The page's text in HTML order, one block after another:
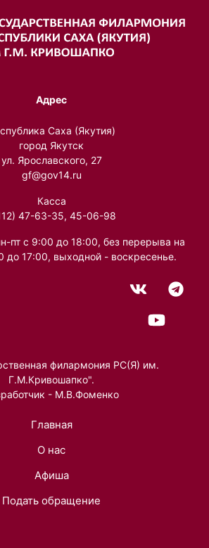
Адрес
Саха (Якутия)
город Якутск
ул. Ярославского, 27
gf@gov14.ru
Касса
47-63-35, 45-06-98
пт с 9:00 до 18:00, без перерыва на
до 17:00, выходной - воскресенье.
филармония РС(Я) им.
Г.М.Кривошапко".
- М.В.Фоменко
Главная
О нас
Афиша
Подать обращение